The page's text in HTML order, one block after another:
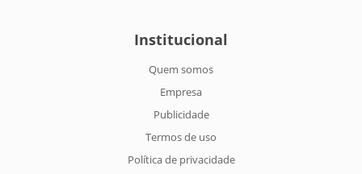
Institucional
Quem somos
Empresa
Publicidade
Termos de uso
Política de privacidade